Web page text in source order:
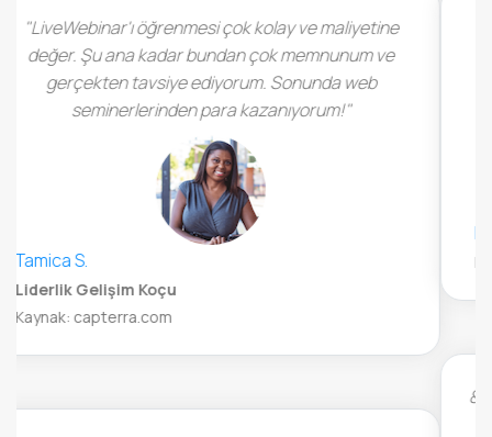
"İtiraf etmeliyim ki, bu anlaşmayı görür görmez aşık
oldum (...) LiveWebinar'ın gelişip büyümesini
görmek isterim (...)"
Pazarlama ve Strateji Uzmanı, Appsumo